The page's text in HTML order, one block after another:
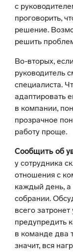
с
проговорить,
решение.
решить
Во-вторых,
руководитель
специалиста.
адаптировать
в компании,
прозрачное
работу проще.
Сообщить об
у сотрудника
отношения с
каждый день, а
собрании.
всего
предупредить
в команде два
значит, вся